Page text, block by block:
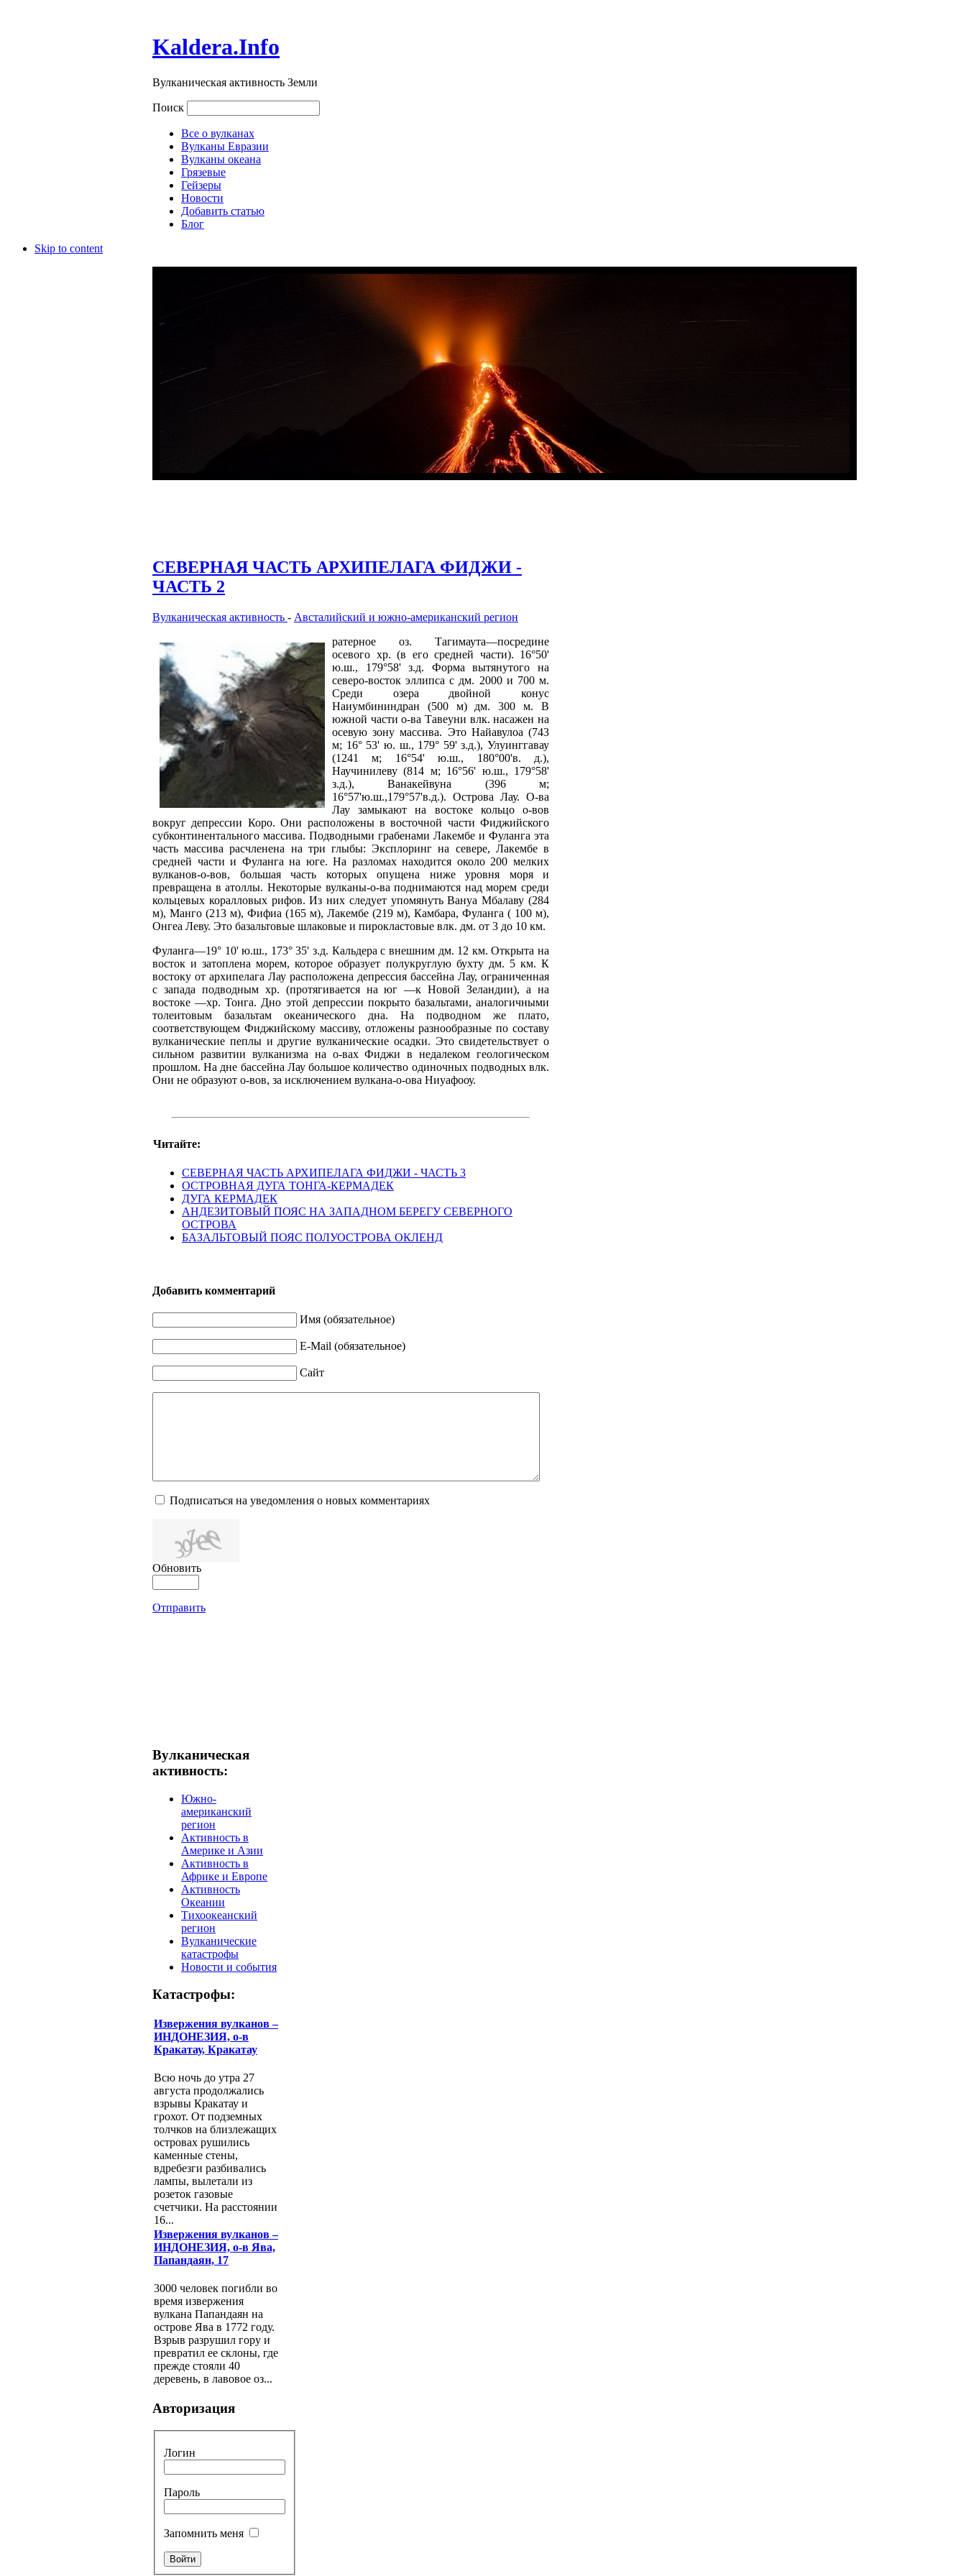
Kaldera.Info
Вулканическая активность Земли
Поиск
Все о вулканах
Вулканы Евразии
Вулканы океана
Грязевые
Гейзеры
Новости
Добавить статью
Блог
Skip to content
СЕВЕРНАЯ ЧАСТЬ АРХИПЕЛАГА ФИДЖИ -
ЧАСТЬ 2
Вулканическая активность - Австалийский и южно-американский регион
ратерное оз. Тагимаута—посредине
осевого хр. (в его средней части). 16°50'
ю.ш., 179°58' з.д. Форма вытянутого на
северо-восток эллипса с дм. 2000 и 700 м.
Среди озера двойной конус
Наиумбининдран (500 м) дм. 300 м. В
южной части о-ва Тавеуни влк. насажен на
осевую зону массива. Это Найавулоа (743
м; 16° 53' ю. ш., 179° 59' з.д.), Улуинггавау
(1241 м; 16°54' ю.ш., 180°00'в. д.),
Научинилеву (814 м; 16°56' ю.ш., 179°58'
з.д.), Ванакейвуна (396 м;
16°57'ю.ш.,179°57'в.д.). Острова Лау. О-ва
Лау замыкают на востоке кольцо о-вов
вокруг депрессии Коро. Они расположены в восточной части Фиджийского
субконтинентального массива. Подводными грабенами Лакембе и Фуланга эта
часть массива расчленена на три глыбы: Эксплоринг на севере, Лакембе в
средней части и Фуланга на юге. На разломах находится около 200 мелких
вулканов-о-вов, большая часть которых опущена ниже уровня моря и
превращена в атоллы. Некоторые вулканы-о-ва поднимаются над морем среди
кольцевых коралловых рифов. Из них следует упомянуть Вануа Мбалаву (284
м), Манго (213 м), Фифиа (165 м), Лакембе (219 м), Камбара, Фуланга ( 100 м),
Онгеа Леву. Это базальтовые шлаковые и пирокластовые влк. дм. от 3 до 10 км.
Фуланга—19° 10' ю.ш., 173° 35' з.д. Кальдера с внешним дм. 12 км. Открыта на
восток и затоплена морем, которое образует полукруглую бухту дм. 5 км. К
востоку от архипелага Лау расположена депрессия бассейна Лау, ограниченная
с запада подводным хр. (протягивается на юг —к Новой Зеландии), а на
востоке —хр. Тонга. Дно этой депрессии покрыто базальтами, аналогичными
толеитовым базальтам океанического дна. На подводном же плато,
соответствующем Фиджийскому массиву, отложены разнообразные по составу
вулканические пеплы и другие вулканические осадки. Это свидетельствует о
сильном развитии вулканизма на о-вах Фиджи в недалеком геологическом
прошлом. На дне бассейна Лау большое количество одиночных подводных влк.
Они не образуют о-вов, за исключением вулкана-о-ова Ниуафооу.
Читайте:
СЕВЕРНАЯ ЧАСТЬ АРХИПЕЛАГА ФИДЖИ - ЧАСТЬ 3
ОСТРОВНАЯ ДУГА ТОНГА-КЕРМАДЕК
ДУГА КЕРМАДЕК
АНДЕЗИТОВЫЙ ПОЯС НА ЗАПАДНОМ БЕРЕГУ СЕВЕРНОГО
ОСТРОВА
БАЗАЛЬТОВЫЙ ПОЯС ПОЛУОСТРОВА ОКЛЕНД
Добавить комментарий
Имя (обязательное)
E-Mail (обязательное)
Сайт
Подписаться на уведомления о новых комментариях
Обновить
Отправить
Вулканическая
активность:
Южно-
американский
регион
Активность в
Америке и Азии
Активность в
Африке и Европе
Активность
Океании
Тихоокеанский
регион
Вулканические
катастрофы
Новости и события
Катастрофы:
Извержения вулканов –
ИНДОНЕЗИЯ, о-в
Кракатау, Кракатау
Всю ночь до утра 27
августа продолжались
взрывы Кракатау и
грохот. От подземных
толчков на близлежащих
островах рушились
каменные стены,
вдребезги разбивались
лампы, вылетали из
розеток газовые
счетчики. На расстоянии
16...
Извержения вулканов –
ИНДОНЕЗИЯ, о-в Ява,
Папандаян, 17
3000 человек погибли во
время извержения
вулкана Папандаян на
острове Ява в 1772 году.
Взрыв разрушил гору и
превратил ее склоны, где
прежде стояли 40
деревень, в лавовое оз...
Авторизация
Логин
Пароль
Запомнить меня